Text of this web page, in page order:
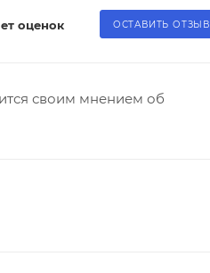
оценок ОСТАВИТЬ ОТЗЫВ
своим мнением об